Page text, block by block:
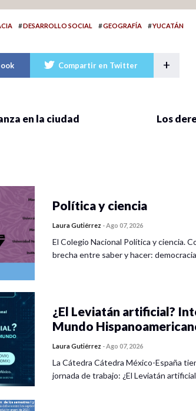
#DESARROLLO SOCIAL #GEOGRAFÍA #YUCATÁN
Compartir en Twitter +
en la ciudad
Los
Política y ciencia
Laura Gutiérrez -Ago 07, 2026
El Colegio Nacional Política y ciencia.
brecha entre saber y hacer:
¿El Leviatán artificial?
Mundo
Laura Gutiérrez -Ago 07, 2026
La Cátedra Cátedra México-España
jornada de trabajo: ¿El Leviatán